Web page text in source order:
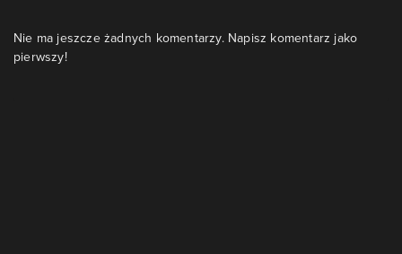
Nie ma jeszcze żadnych komentarzy. Napisz komentarz jako
pierwszy!